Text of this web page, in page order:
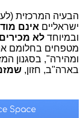
הבעיה המרכזית
ישראליים אינם
ובמיוחד לא
מטפחים בחלומם
ומהירה", בסגנון
בארה"ב, חזון,